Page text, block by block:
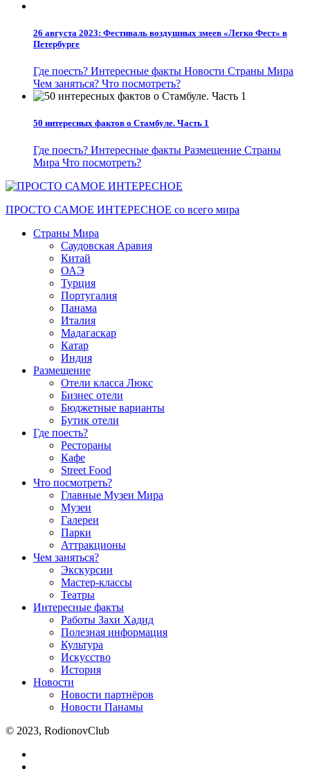
26 августа 2023: Фестиваль воздушных змеев «Легко Фест» в
Петербурге
Где поесть? Интересные факты Новости Страны Мира
Чем заняться? Что посмотреть?
50 интересных фактов о Стамбуле. Часть 1
Где поесть? Интересные факты Размещение Страны
Мира Что посмотреть?
ПРОСТО САМОЕ ИНТЕРЕСНОЕ со всего мира
Страны Мира
Саудовская Аравия
Китай
ОАЭ
Турция
Португалия
Панама
Италия
Мадагаскар
Катар
Индия
Размещение
Отели класса Люкс
Бизнес отели
Бюджетные варианты
Бутик отели
Где поесть?
Рестораны
Кафе
Street Food
Что посмотреть?
Главные Музеи Мира
Музеи
Галереи
Парки
Аттракционы
Чем заняться?
Экскурсии
Мастер-классы
Театры
Интересные факты
Работы Захи Хадид
Полезная информация
Культура
Искусство
История
Новости
Новости партнёров
Новости Панамы
© 2023, RodionovClub